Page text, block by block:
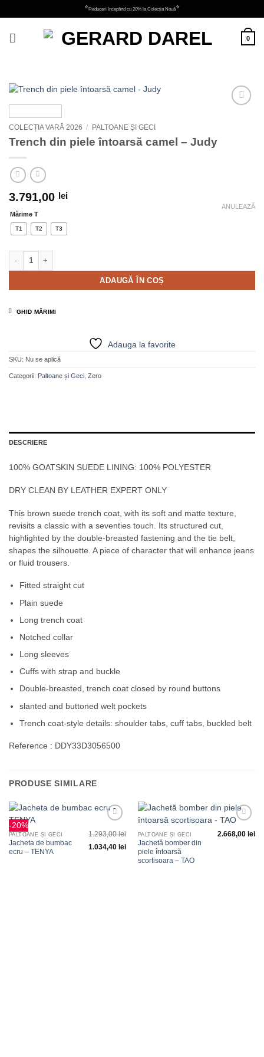
to
⭐Reduceri începând cu 20% la Colecția Nouă⭐
0
COLECȚIA VARĂ 2026 / PALTOANE ȘI GECI
Trench din piele întoarsă camel – Judy
3.791,00 lei
Mărime T
T1 T2 T3
ANULEAZĂ
ADAUGĂ ÎN COȘ
GHID MĂRIMI
Adauga la favorite
SKU: Nu se aplică
Categorii: Paltoane și Geci Zero
DESCRIERE
100% GOATSKIN SUEDE LINING: 100% POLYESTER
DRY CLEAN BY LEATHER EXPERT ONLY
This brown suede trench coat, with its soft and matte texture,
revisits a classic with a seventies touch. Its structured cut,
highlighted by the double-breasted fastening and the tie belt,
shapes the silhouette. A piece of character that will enhance jeans
or fluid trousers.
Fitted straight cut
Plain suede
Long trench coat
Notched collar
Long sleeves
Cuffs with strap and buckle
Double-breasted, trench coat closed by round buttons
slanted and buttoned welt pockets
Trench coat-style details: shoulder tabs, cuff tabs, buckled belt
Reference : DDY33D3056500
PRODUSE SIMILARE
-20%
la
PALTOANE ȘI GECI
Jacheta de bumbac
ecru – TENYA
1.293,00lei
1.034,40 lei
la
PALTOANE ȘI GECI
Jachetă bomber din
piele întoarsă
scortisoara – TAO
2.668,00 lei